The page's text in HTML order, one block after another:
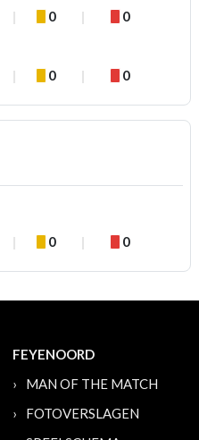
0 0
0 0
0 0
FEYENOORD
MAN OF THE MATCH
FOTOVERSLAGEN